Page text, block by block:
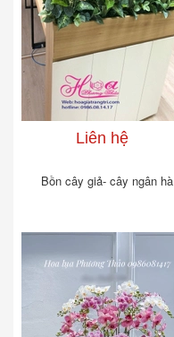
Liên hệ
Bồn cây giả- cây ngân hà